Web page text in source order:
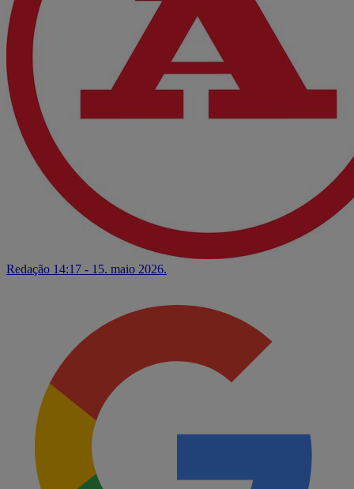
Redação 14:17 - 15. maio 2026.